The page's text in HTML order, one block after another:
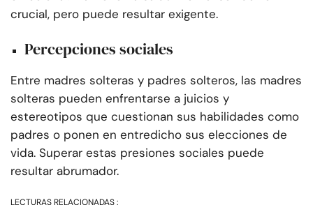
crucial, pero puede resultar exigente.
Percepciones sociales
Entre madres solteras y padres solteros, las madres
solteras pueden enfrentarse a juicios y
estereotipos que cuestionan sus habilidades como
padres o ponen en entredicho sus elecciones de
vida. Superar estas presiones sociales puede
resultar abrumador.
LECTURAS RELACIONADAS :